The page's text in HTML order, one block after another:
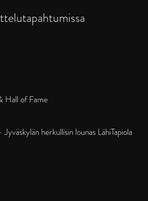
Hall of Fame
herkullisin lounas LähiTapiola